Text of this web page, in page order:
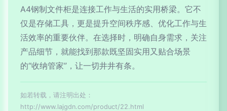
A4钢制文件柜是连接工作与生活的实用桥梁。它不
仅是存储工具，更是提升空间秩序感、优化工作与生
活效率的重要伙伴。在选择时，明确自身需求，关注
产品细节，就能找到那款既坚固实用又贴合场景
的“收纳管家”，让一切井井有条。
如若转载，请注明出处：
http://www.lajgdn.com/product/22.html